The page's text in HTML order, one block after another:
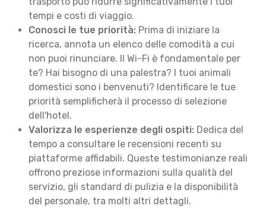
tempi e costi di viaggio.
Conosci le tue priorità: Prima di iniziare la
ricerca, annota un elenco delle comodità a cui
non puoi rinunciare. Il Wi-Fi è fondamentale per
te? Hai bisogno di una palestra? I tuoi animali
domestici sono i benvenuti? Identificare le tue
priorità semplificherà il processo di selezione
dell'hotel.
Valorizza le esperienze degli ospiti: Dedica del
tempo a consultare le recensioni recenti su
piattaforme affidabili. Queste testimonianze reali
offrono preziose informazioni sulla qualità del
servizio, gli standard di pulizia e la disponibilità
del personale, tra molti altri dettagli.